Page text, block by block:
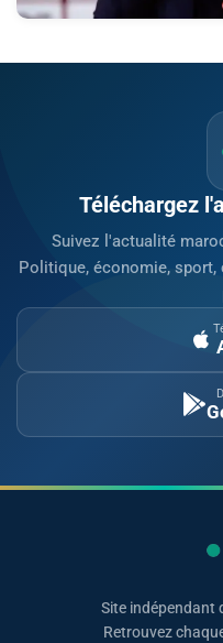
Téléchargez
Suivez l'actualité
Politique, économie,
Site indépendant
Retrouvez